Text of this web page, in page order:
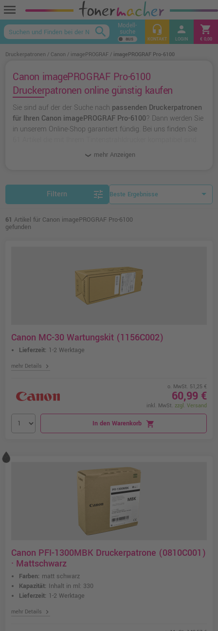
menu
keyboard_arrow_up
search Modell-
suche headset_mic
KONTAKT
person
LOGIN
shopping_cart
€ 0,00
Druckerpatronen Canon imagePROGRAF imagePROGRAF Pro-6100
Canon imagePROGRAF Pro-6100
Druckerpatronen online günstig kaufen
Sie sind auf der der Suche nach passenden Druckerpatronen
für Ihren Canon imagePROGRAF Pro-6100? Dann werden Sie
in unserem Online-Shop garantiert fündig. Bei uns finden Sie
originalen Druckerpatronen von Canon
unserer Hausmarke Ampertec
mehr Anzeigen
Filtern tune
61 Artikel für Canon imagePROGRAF Pro-6100
gefunden
Canon MC-30 Wartungskit (1156C002)
Lieferzeit: 1-2 Werktage
mehr Details chevron_right
o. MwSt. 51,25 €
60,99 €
inkl. MwSt. zzgl. Versand
In den Warenkorb shopping_cart
Canon PFI-1300MBK Druckerpatrone (0810C001)
· Mattschwarz
Farben: matt schwarz
Kapazität: Inhalt in ml: 330
Lieferzeit: 1-2 Werktage
mehr Details chevron_right